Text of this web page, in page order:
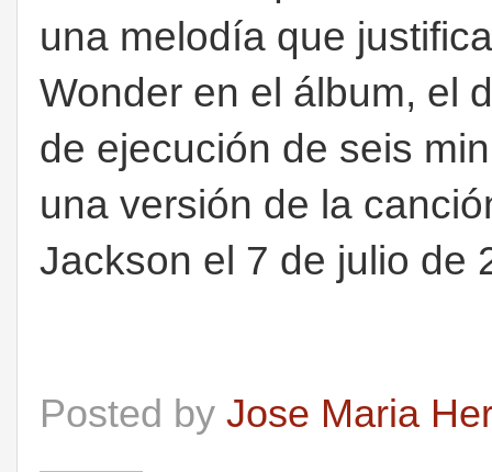
una melodía que
Wonder en el álbum, el
de ejecución de seis
una versión de la
Jackson el 7 de julio de
Posted by Jose Maria